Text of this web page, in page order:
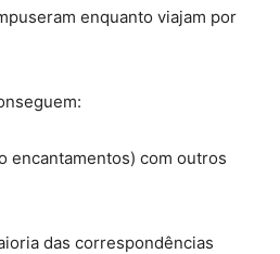
enquanto viajam por
encantamentos) com outros
das correspondências